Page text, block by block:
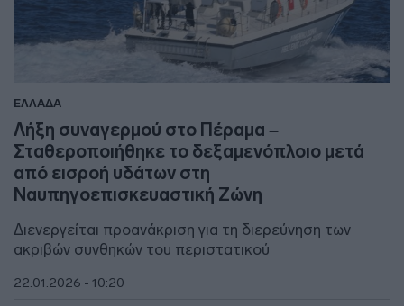
ΕΛΛΑΔΑ
Λήξη συναγερμού στο Πέραμα –
Σταθεροποιήθηκε το δεξαμενόπλοιο μετά
από εισροή υδάτων στη
Ναυπηγοεπισκευαστική Ζώνη
Διενεργείται προανάκριση για τη διερεύνηση των
ακριβών συνθηκών του περιστατικού
22.01.2026 - 10:20